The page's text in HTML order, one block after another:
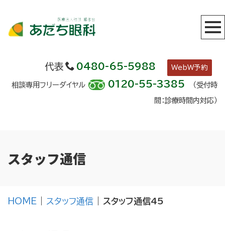
代表 0480-65-5988 WebW予約
相談専用フリーダイヤル 0120-55-3385 （受付時
間：診療時間内対応）
スタッフ通信
HOME スタッフ通信 スタッフ通信45